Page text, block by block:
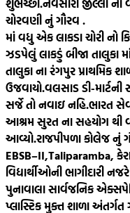
શુભેચ્છા.નવસારી જીલ્લા ના
ચોરવણી નું ગૌરવ .
માં વધુ એક લાકડા ચોરી નો
ઝડપેલું લાકડું બીજા તાલુકા
તાલુકા ના રંગપુર પ્રાથમિક
ઉજવાયો.વલસાડ ડી-
સર્જે તો નવાઇ નહિ.ભારત
આશ્રમ સુરત ના સહયોગ થી
આવ્યો.રાજપીપળા કોલેજ નું
EBSB–II,Taliparamba,
વિદ્યાર્થીઓની ભાગીદારી
પુનાવાલા સાર્વજનિક
પ્લાસ્ટિક મુક્ત શાળા અંતર્ગત